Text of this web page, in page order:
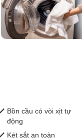
Bồn cầu có vòi xịt tự
động
Két sắt an toàn